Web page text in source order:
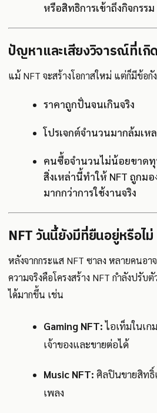
หรือสิทธิการเข้าถึงกิจกรรม
ปัญหาและเสียงวิจารณ์ที่เกิ
แม้ NFT จะสร้างโอกาสใหม่ แต่ก็มีข้อกั
ราคาถูกปั่นจนเกินจริง
โปรเจกต์จำนวนมากล้มเห
คนซื้อจำนวนไม่น้อยขาด
สิ่งเหล่านี้ทำให้ NFT ถูกม
มากกว่าการใช้งานจริง
NFT วันนี้ยังมีที่ยืนอยู่หรือไม่
หลังจากกระแส NFT ซาลง หลายคนอ
ความจริงคือโครงสร้าง NFT กำลังปรับ
ได้มากขึ้น เช่น
Gaming NFT:ไอเท็มในเก
เจ้าของและขายต่อได้
Music NFT: ศิลปินขายสิทธิ์
เพลง